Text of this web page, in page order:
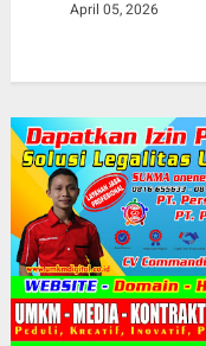
April 05, 2026